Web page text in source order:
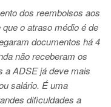
dos reembolsos aos
o atraso médio é de
documentos há 4
não receberam os
a ADSE já deve mais
salário. É uma
dificuldades a